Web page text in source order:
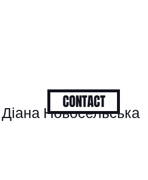
Новосельська
CONTACT